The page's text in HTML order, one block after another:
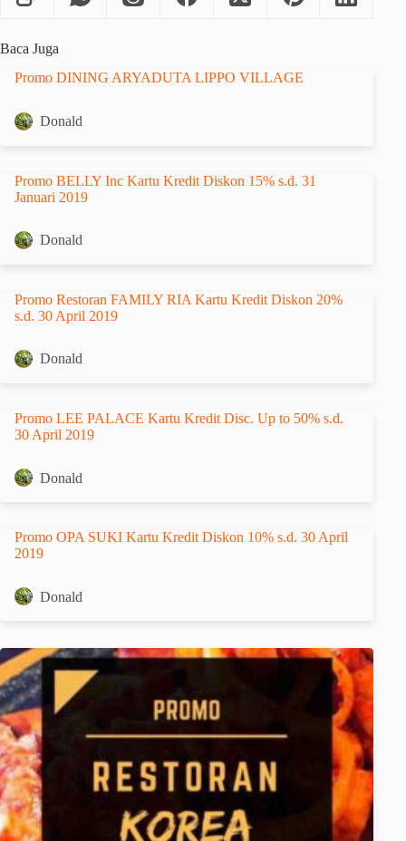
Baca Juga
Promo DINING ARYADUTA LIPPO VILLAGE
Donald
Promo BELLY Inc Kartu Kredit Diskon 15% s.d. 31
Januari 2019
Donald
Promo Restoran FAMILY RIA Kartu Kredit Diskon 20%
s.d. 30 April 2019
Donald
Promo LEE PALACE Kartu Kredit Disc. Up to 50% s.d.
30 April 2019
Donald
Promo OPA SUKI Kartu Kredit Diskon 10% s.d. 30 April
2019
Donald